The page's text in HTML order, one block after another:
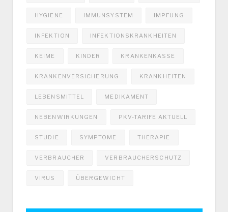
HYGIENE IMMUNSYSTEM IMPFUNG
INFEKTION INFEKTIONSKRANKHEITEN
KEIME KINDER KRANKENKASSE
KRANKENVERSICHERUNG KRANKHEITEN
LEBENSMITTEL MEDIKAMENT
NEBENWIRKUNGEN PKV-TARIFE AKTUELL
STUDIE SYMPTOME THERAPIE
VERBRAUCHER VERBRAUCHERSCHUTZ
VIRUS ÜBERGEWICHT